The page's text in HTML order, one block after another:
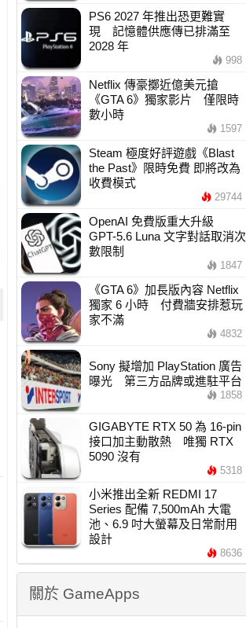
PS6 2027 年推出恐更難實
現 記憶體供應傳已排滿至
2028 年
998
Netflix 傳豪擲近億美元搶
《GTA 6》獨家影片 僅限時
數小時
1597
Steam 極度好評遊戲《Blast
the Past》限時免費 即將改為
收費模式
29744
OpenAI 免費版重大升級
GPT-5.6 Luna 文字對話取消次
數限制
1847
《GTA 6》加長版內容 Netflix
獨家 6 小時 付費牆安排惹玩
家不滿
4832
Sony 擬增加 PlayStation 廣告
曝光 第三方品牌或進駐平台
1858
GIGABYTE RTX 50 為 16-pin
接口加主動散熱 唯獨 RTX
5090 沒有
5318
小米推出全新 REDMI 17
Series 配備 7,500mAh 大電
池、6.9 吋大螢幕及日常耐用
設計
8636
關於 GameApps